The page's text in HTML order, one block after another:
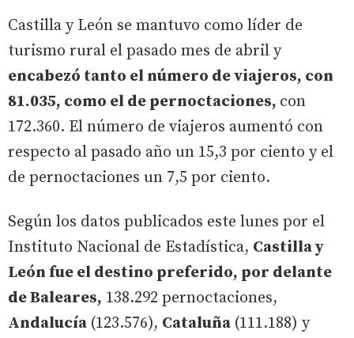
Castilla y León se mantuvo como líder de
turismo rural el pasado mes de abril y
encabezó tanto el número de viajeros, con
81.035, como el de pernoctaciones, con
172.360. El número de viajeros aumentó con
respecto al pasado año un 15,3 por ciento y el
de pernoctaciones un 7,5 por ciento.
Según los datos publicados este lunes por el
Instituto Nacional de Estadística, Castilla y
León fue el destino preferido, por delante
de Baleares, 138.292 pernoctaciones,
Andalucía (123.576), Cataluña (111.188) y